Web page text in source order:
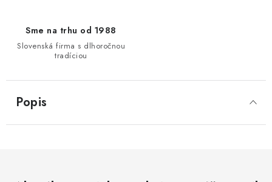
Sme na trhu od 1988
Slovenská firma s dlhoročnou
tradíciou
Popis